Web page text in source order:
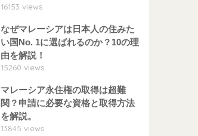
16153 views
なぜマレーシアは日本人の住みた
い国No. 1に選ばれるのか？10の理
由を解説！
15260 views
マレーシア永住権の取得は超難
関？申請に必要な資格と取得方法
を解説。
13845 views